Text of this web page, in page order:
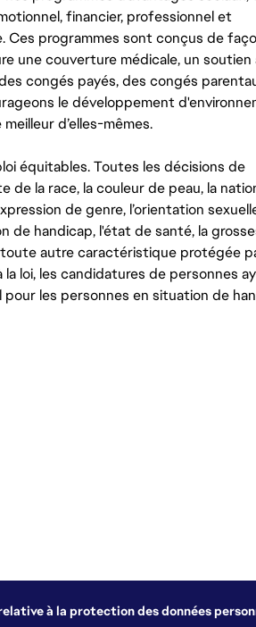
financier, professionnel et
Ces programmes sont conçus de
une couverture médicale, un soutien
congés payés, des congés
le développement
d’elles-mêmes.
équitables. Toutes les décisions de
la race, la couleur de peau, la
de genre, l’orientation
de handicap, l'état de santé, la
autre caractéristique protégée
loi, les candidatures de personnes
les personnes en situation de
à la protection des données